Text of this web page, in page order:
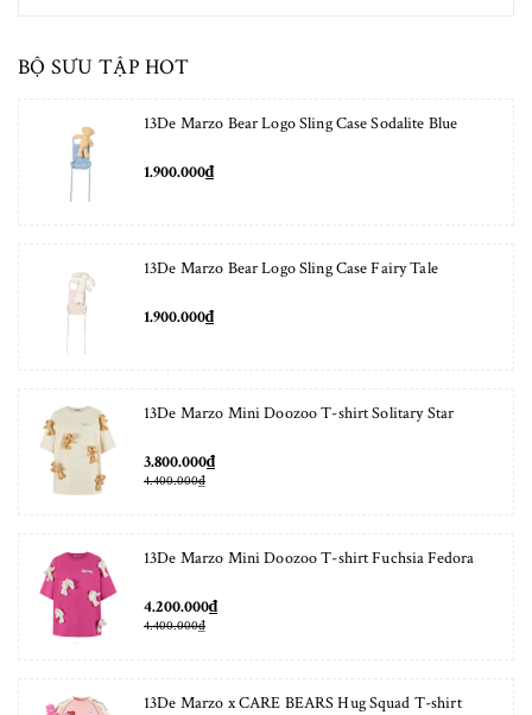
BỘ SƯU TẬP HOT
13De Marzo Bear Logo Sling Case Sodalite Blue
1.900.000₫
13De Marzo Bear Logo Sling Case Fairy Tale
1.900.000₫
13De Marzo Mini Doozoo T-shirt Solitary Star
3.800.000₫
4.400.000₫
13De Marzo Mini Doozoo T-shirt Fuchsia Fedora
4.200.000₫
4.400.000₫
13De Marzo x CARE BEARS Hug Squad T-shirt